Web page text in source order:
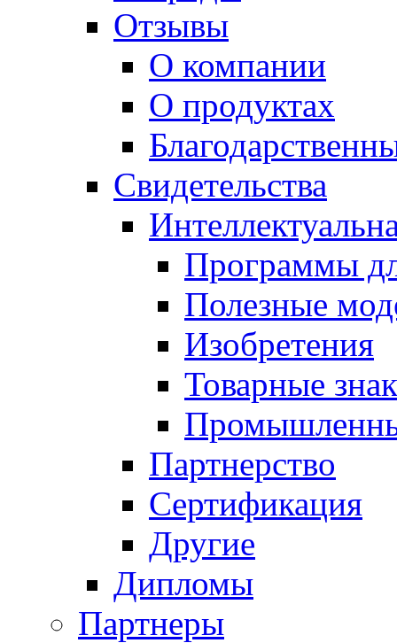
Отзывы
О компании
О продуктах
Свидетельства
Программы
Полезные
Изобретения
Товарные
Партнерство
Сертификация
Другие
Дипломы
Партнеры